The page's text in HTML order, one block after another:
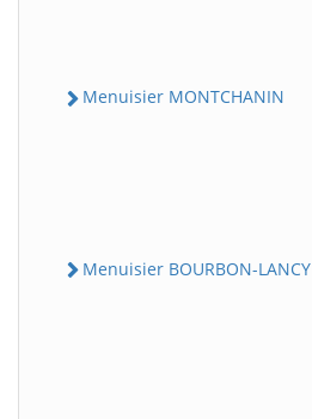
Menuisier MONTCHANIN
Menuisier BOURBON-LANCY